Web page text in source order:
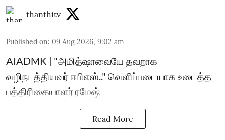
thanthitv
Published on: 09 Aug 2026, 9:02 am
AIADMK | "அமித்ஷாவையே தவறாக
வழிநடத்தியவர் ஈபிஎஸ்.." வெளிப்படையாக உடைத்த
பத்திரிகையாளர் ரமேஷ்
Read More